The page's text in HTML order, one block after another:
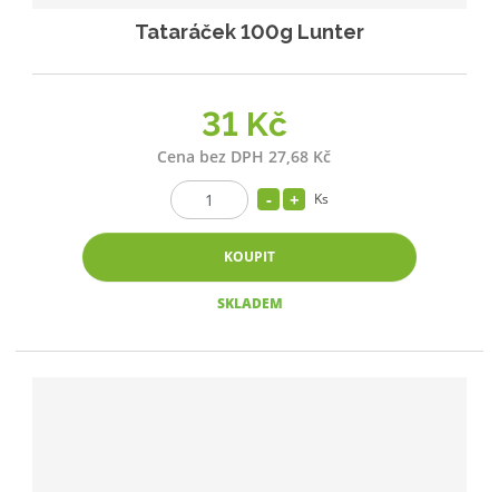
Tataráček 100g Lunter
31 Kč
Cena bez DPH 27,68 Kč
Ks
KOUPIT
SKLADEM